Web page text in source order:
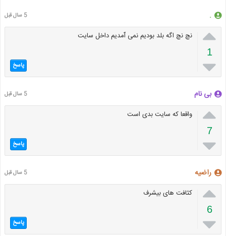
. 5 سال قبل

1

نچ نچ اگه بلد بودیم نمی ٱمدیم داخل سایت
پاسخ
بی نام 5 سال قبل

7

واقعا که سایت بدی است
پاسخ
راضیه 5 سال قبل

6

کثافت های بیشرف
پاسخ